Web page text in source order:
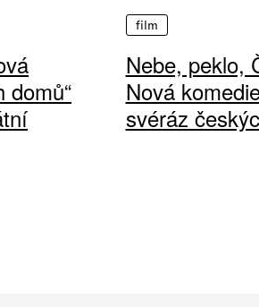
domů“
film
Nebe, peklo,
Nová
svéráz